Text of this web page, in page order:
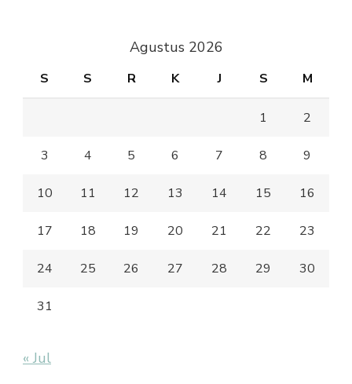
Agustus 2026
S S R K J S M
1 2
3 4 5 6 7 8 9
10 11 12 13 14 15 16
17 18 19 20 21 22 23
24 25 26 27 28 29 30
31
« Jul